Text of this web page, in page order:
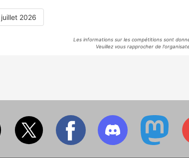
2026
Les informations sur les compétitions sont
Veuillez vous rapprocher de